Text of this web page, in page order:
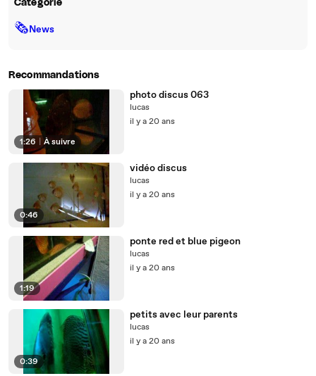
Catégorie
🗞News
Recommandations
1:26 À suivre
photo discus 063
lucas
il y a 20 ans
0:46
vidéo discus
lucas
il y a 20 ans
1:19
ponte red et blue pigeon
lucas
il y a 20 ans
0:39
petits avec leur parents
lucas
il y a 20 ans